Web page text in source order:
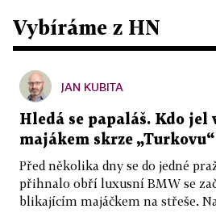
Vybíráme z HN
JAN KUBITA
Hledá se papaláš. Kdo jel
majákem skrze
Před několika dny se do jedné
přihnalo obří luxusní BMW se
blikajícím majáčkem na střeše.